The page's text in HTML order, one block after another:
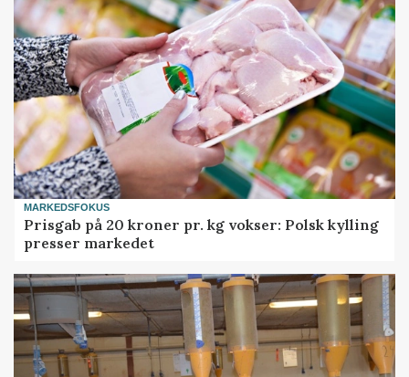
MARKEDSFOKUS
Prisgab på 20 kroner pr. kg vokser: Polsk kylling
presser markedet